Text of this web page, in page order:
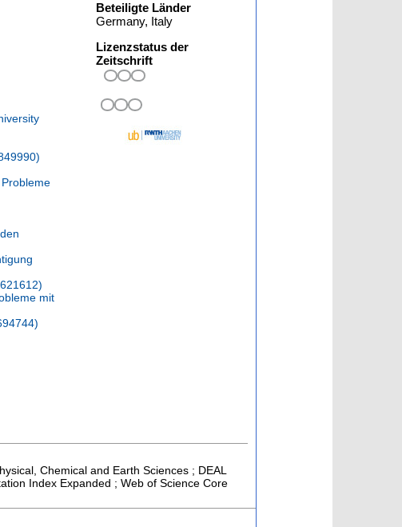
mit
Beteiligte Länder
Germany, Italy
Lizenzstatus der
Zeitschrift
Chemical and Earth Sciences ; DEAL
Index Expanded ; Web of Science Core